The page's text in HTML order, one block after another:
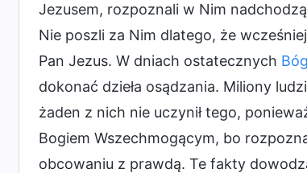
Jezusem, rozpoznali w Nim
Nie poszli za Nim dlatego, że
Pan Jezus. W dniach ostatecznych
dokonać dzieła osądzania. Miliony
żaden z nich nie uczynił tego,
Bogiem Wszechmogącym, bo
obcowaniu z prawdą. Te fakty